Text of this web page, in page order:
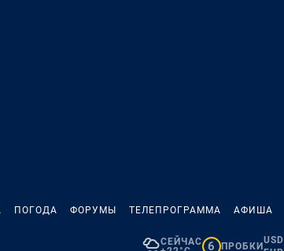
ПОГОДА ФОРУМЫ ТЕЛЕПРОГРАММА АФИША
СЕЙЧАС 6 ПРОБКИ